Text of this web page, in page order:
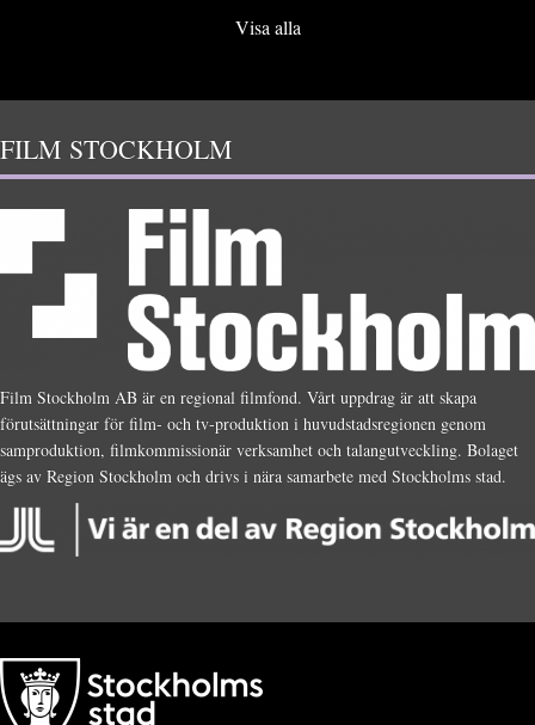
Visa alla
FILM STOCKHOLM
Film Stockholm AB är en regional filmfond. Vårt uppdrag är att skapa
förutsättningar för film- och tv-produktion i huvudstadsregionen genom
samproduktion, filmkommissionär verksamhet och talangutveckling. Bolaget
ägs av Region Stockholm och drivs i nära samarbete med Stockholms stad.